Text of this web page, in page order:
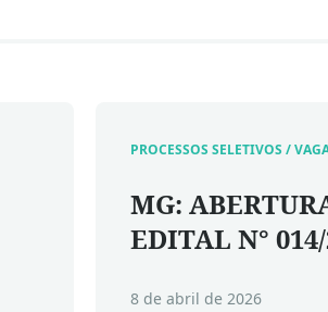
PROCESSOS SELETIVOS /
MG:
EDITAL N°
8 de abril de 2026